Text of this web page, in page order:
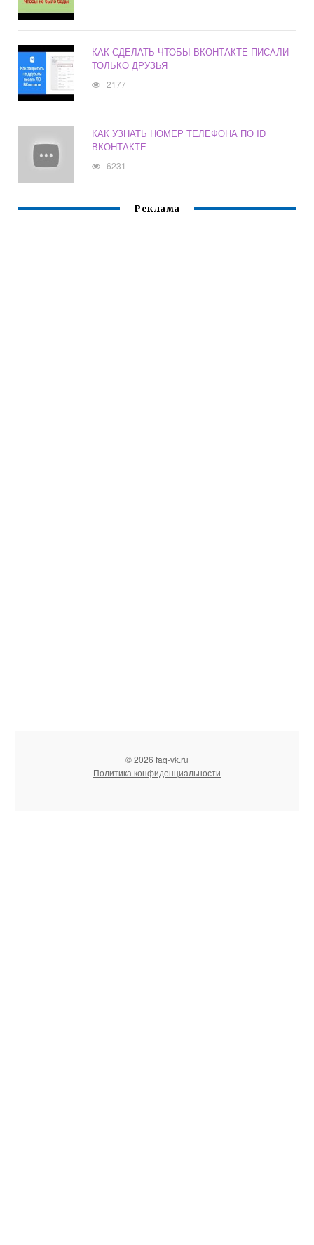
КАК СДЕЛАТЬ ЧТОБЫ ВКОНТАКТЕ ПИСАЛИ
ТОЛЬКО ДРУЗЬЯ
2177
КАК УЗНАТЬ НОМЕР ТЕЛЕФОНА ПО ID
ВКОНТАКТЕ
6231
Реклама
© 2026 faq-vk.ru
Политика конфиденциальности